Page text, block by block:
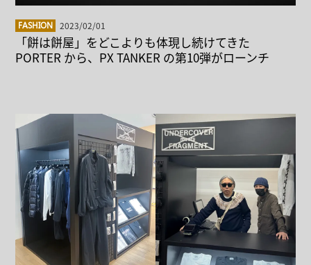
FASHION 2023/02/01
「餅は餅屋」をどこよりも体現し続けてきた
PORTER から、PX TANKER の第10弾がローンチ